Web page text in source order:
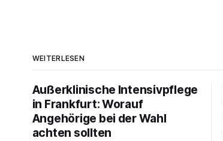
WEITERLESEN
Außerklinische Intensivpflege
in Frankfurt: Worauf
Angehörige bei der Wahl
achten sollten